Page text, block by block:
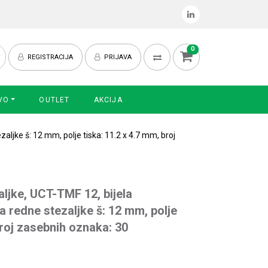
REGISTRACIJA PRIJAVA
0
OUTLET AKCIJA
š: 12 mm, polje tiska: 11.2 x 4.7 mm, broj
UCT-TMF 12, bijela
redne stezaljke š: 12 mm, polje
zasebnih oznaka: 30